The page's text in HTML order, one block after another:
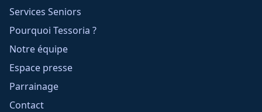
Services Seniors
Pourquoi Tessoria ?
Notre équipe
Espace presse
Parrainage
Contact